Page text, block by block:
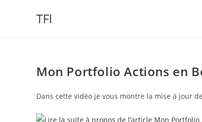
TFI
Mon Portfolio Actions en
Dans cette vidéo je vous montre la mise à jour